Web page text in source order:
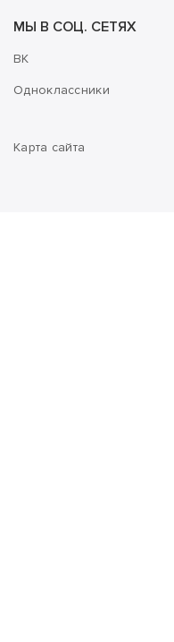
МЫ В СОЦ. СЕТЯХ
ВК
Одноклассники
Карта сайта